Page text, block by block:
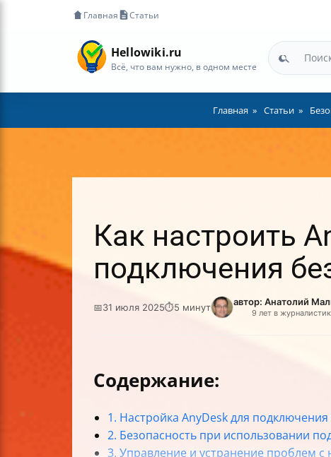
Главная Статьи
Hellowiki.ru
Всё, что вам нужно, в одном месте
Главная Статьи
Как настроить
подключения
📅31 июля 2025⏱5 минут автор: Анатолий
9 лет в
Содержание:
1. Настройка AnyDesk для
2. Безопасность при использовании
3. Управление и устранение проблем